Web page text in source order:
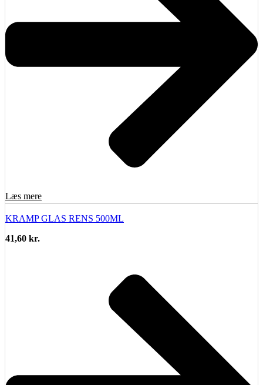
Læs mere
KRAMP GLAS RENS 500ML
41,60 kr.